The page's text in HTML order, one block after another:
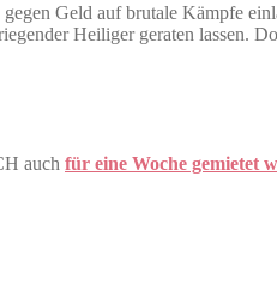
Geld auf brutale Kämpfe
Heiliger geraten lassen.
auch für eine Woche gemietet